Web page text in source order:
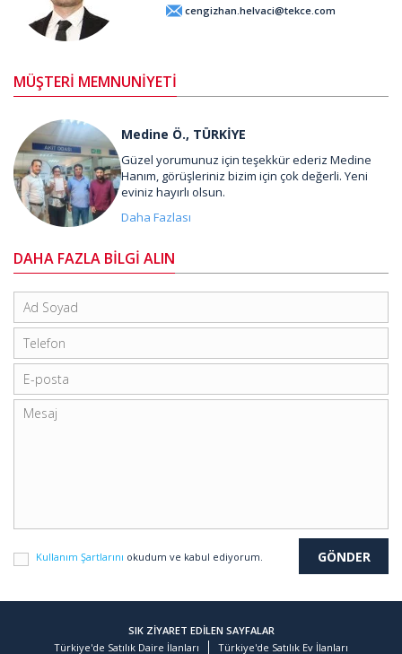
cengizhan.helvaci@tekce.com
MÜŞTERİ MEMNUNİYETİ
Medine Ö., TÜRKİYE
Güzel yorumunuz için teşekkür ederiz Medine
Hanım, görüşleriniz bizim için çok değerli. Yeni
eviniz hayırlı olsun.
Daha Fazlası
DAHA FAZLA BİLGİ ALIN
Kullanım Şartlarını okudum ve kabul ediyorum.
SIK ZİYARET EDİLEN SAYFALAR
Türkiye'de Satılık Daire İlanları
Türkiye'de Satılık Ev İlanları